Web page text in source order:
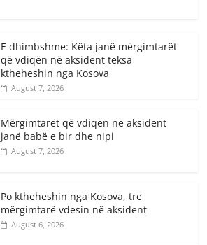
E dhimbshme: Këta janë mërgimtarët
që vdiqën në aksident teksa
ktheheshin nga Kosova
August 7, 2026
Mërgimtarët që vdiqën në aksident
janë babë e bir dhe nipi
August 7, 2026
Po ktheheshin nga Kosova, tre
mërgimtarë vdesin në aksident
August 6, 2026